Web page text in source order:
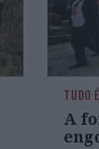
TUDO
A